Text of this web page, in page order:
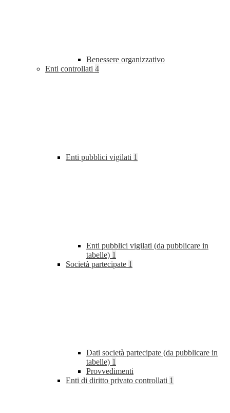
Benessere organizzativo
Enti controllati 4
Enti pubblici vigilati 1
Enti pubblici vigilati (da pubblicare in
tabelle) 1
Società partecipate 1
Dati società partecipate (da pubblicare in
tabelle) 1
Provvedimenti
Enti di diritto privato controllati 1